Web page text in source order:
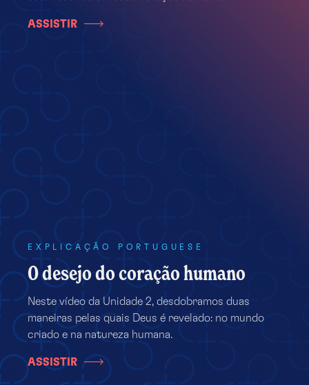
ASSISTIR
O desejo do coração humano
EXPLICAÇÃO PORTUGUESE
Neste vídeo da Unidade 2, desdobramos duas
maneiras pelas quais Deus é revelado: no mundo
criado e na natureza humana.
ASSISTIR